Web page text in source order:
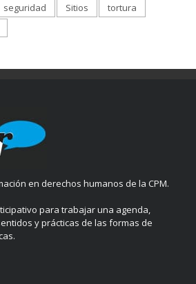
seguridad Sitios
tortura
en derechos humanos de la CPM.
para trabajar una agenda,
y prácticas de las formas de